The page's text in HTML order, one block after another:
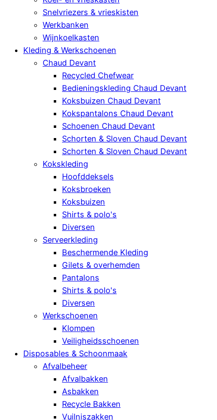
Snelvriezers & vrieskisten
Werkbanken
Wijnkoelkasten
Kleding & Werkschoenen
Chaud Devant
Recycled Chefwear
Bedieningskleding Chaud Devant
Koksbuizen Chaud Devant
Kokspantalons Chaud Devant
Schoenen Chaud Devant
Schorten & Sloven Chaud Devant
Schorten & Sloven Chaud Devant
Kokskleding
Hoofddeksels
Koksbroeken
Koksbuizen
Shirts & polo's
Diversen
Serveerkleding
Beschermende Kleding
Gilets & overhemden
Pantalons
Shirts & polo's
Diversen
Werkschoenen
Klompen
Veiligheidsschoenen
Disposables & Schoonmaak
Afvalbeheer
Afvalbakken
Asbakken
Recycle Bakken
Vuilniszakken